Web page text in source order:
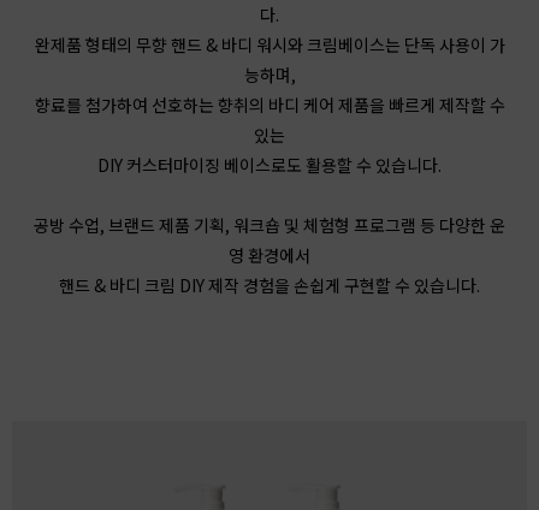
다.
완제품 형태의 무향 핸드 & 바디 워시와 크림베이스는 단독 사용이 가
능하며,
향료를 첨가하여 선호하는 향취의 바디 케어 제품을 빠르게 제작할 수
있는
DIY 커스터마이징 베이스로도 활용할 수 있습니다.
공방 수업, 브랜드 제품 기획, 워크숍 및 체험형 프로그램 등 다양한 운
영 환경에서
핸드 & 바디 크림 DIY 제작 경험을 손쉽게 구현할 수 있습니다.